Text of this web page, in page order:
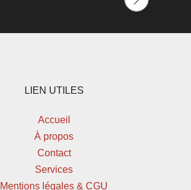
LIEN UTILES
Accueil
À propos
Contact
Services
Mentions légales & CGU